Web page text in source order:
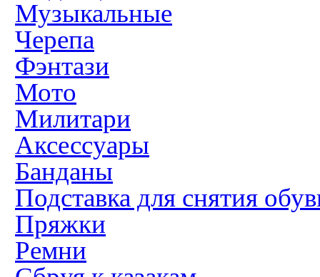
Музыкальные
Черепа
Фэнтази
Мото
Милитари
Аксессуары
Банданы
Подставка для снятия
Пряжки
Ремни